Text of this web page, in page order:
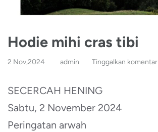
Hodie mihi cras tibi
2 Nov,2024 admin Tinggalkan komentar
SECERCAH HENING
Sabtu, 2 November 2024
Peringatan arwah